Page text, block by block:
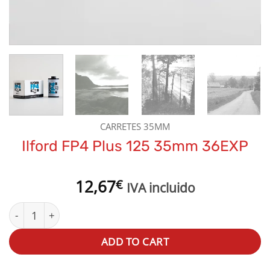
CARRETES 35MM
Ilford FP4 Plus 125 35mm 36EXP
12,67€ IVA incluido
Ilford FP4 Plus 125 35mm 36EXP quantity
ADD TO CART